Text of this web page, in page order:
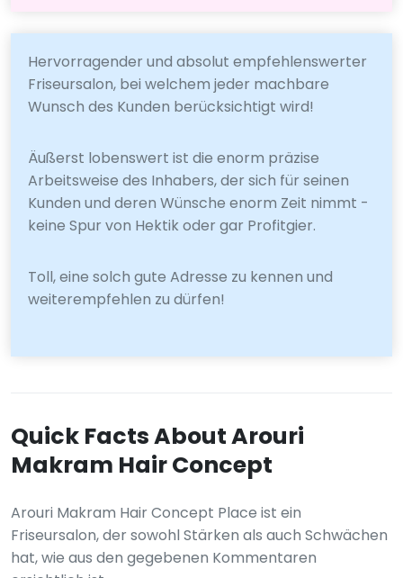
Hervorragender und absolut empfehlenswerter
Friseursalon, bei welchem jeder machbare
Wunsch des Kunden berücksichtigt wird!
Äußerst lobenswert ist die enorm präzise
Arbeitsweise des Inhabers, der sich für seinen
Kunden und deren Wünsche enorm Zeit nimmt -
keine Spur von Hektik oder gar Profitgier.
Toll, eine solch gute Adresse zu kennen und
weiterempfehlen zu dürfen!
Quick Facts About Arouri
Makram Hair Concept
Arouri Makram Hair Concept Place ist ein
Friseursalon, der sowohl Stärken als auch Schwächen
hat, wie aus den gegebenen Kommentaren